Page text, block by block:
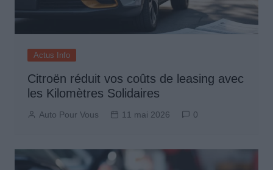
Actus Info
Citroën réduit vos coûts de leasing avec
les Kilomètres Solidaires
Auto Pour Vous 11 mai 2026 0